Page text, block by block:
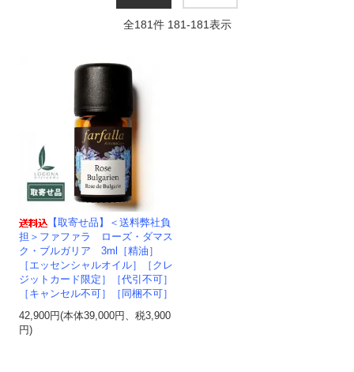
全181件 181-181表示
【取寄せ品】＜送料弊社負
担＞ファファラ ローズ・ダマス
ク・ブルガリア 3ml［精油］
［エッセンシャルオイル］［クレ
ジットカード限定］［代引不可］
［キャンセル不可］［同梱不可］
42,900円(本体39,000円、税3,900
円)